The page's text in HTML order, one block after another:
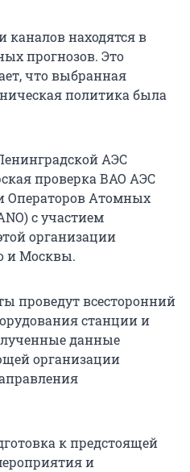
каналов находятся в
прогнозов. Это
что выбранная
политика была
АЭС
проверка ВАО АЭС
Операторов Атомных
с участием
организации
и Москвы.
проведут всесторонний
станции и
данные
организации
к предстоящей
и